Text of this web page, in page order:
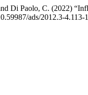
Di Paolo, C. (2022)
ads/2012.3-4.113-